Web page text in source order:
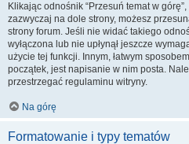
Klikając odnośnik “Przesuń temat w
zazwyczaj na dole strony, możesz
strony forum. Jeśli nie widać takiego
wyłączona lub nie upłynął jeszcze
użycie tej funkcji. Innym, łatwym
początek, jest napisanie w nim posta.
przestrzegać regulaminu witryny.
Na górę
Formatowanie i typy tematów